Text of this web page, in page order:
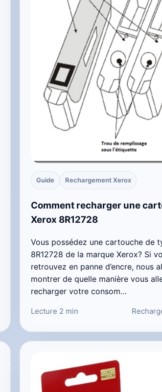
Guide Rechargement Xerox
Comment recharger une
Xerox 8R12728
Vous possédez une cartouche de
8R12728 de la marque Xerox? Si
retrouvez en panne d’encre, nous
montrer de quelle manière vous
recharger votre consom…
Lecture 2 min